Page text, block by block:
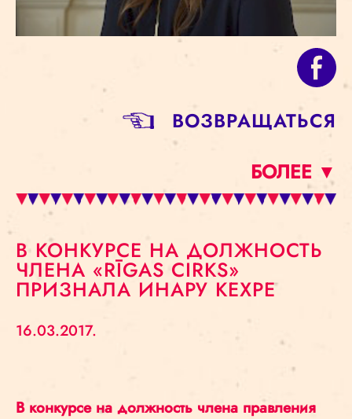
BОЗВРАЩАТЬСЯ
БОЛЕЕ ▼
В КОНКУРСЕ НА ДОЛЖНОСТЬ
ЧЛЕНА «RĪGAS CIRKS»
ПРИЗНАЛА ИНАРУ КЕХРЕ
16.03.2017.
В конкурсе на должность члена правления